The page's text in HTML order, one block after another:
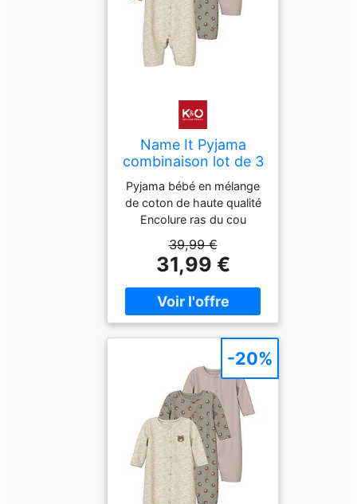
Name It Pyjama
combinaison lot de 3
NBNNIGHTSUIT
beige 68
Pyjama bébé en mélange
de coton de haute qualité
Encolure ras du cou
Coupe confortable Lot de
3 Deux avec imprimé Un
de couleur unie Boutons-
pression pratiques Nom
de la couleur : Kaki vintage
Composition : 95 %
coton, 5 % élasthanne
39,99 €
31,99 €
-20%